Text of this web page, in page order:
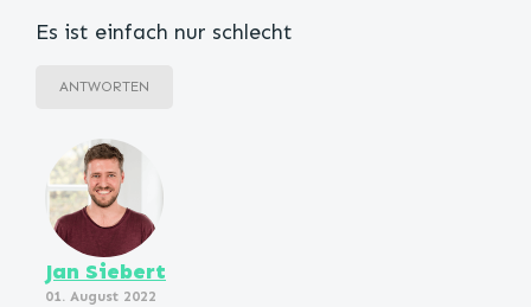
Es ist einfach nur schlecht
ANTWORTEN
Jan Siebert
01. August 2022